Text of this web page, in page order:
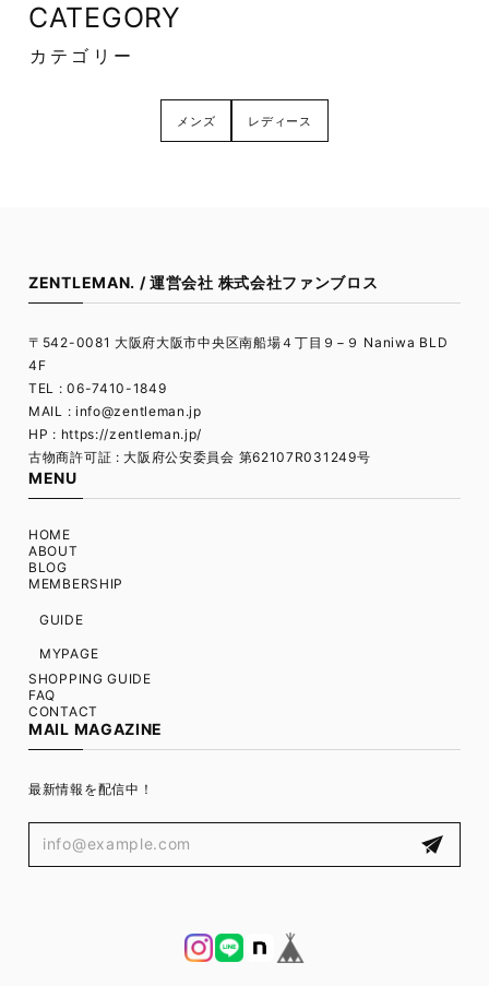
CATEGORY
カテゴリー
メンズ レディース
ZENTLEMAN. / 運営会社 株式会社ファンブロス
〒542-0081 大阪府大阪市中央区南船場４丁目９−９ Naniwa BLD
4F
TEL : 06-7410-1849
MAIL : info@zentleman.jp
HP : https://zentleman.jp/
古物商許可証 : 大阪府公安委員会 第62107R031249号
MENU
HOME
ABOUT
BLOG
MEMBERSHIP
GUIDE
MYPAGE
SHOPPING GUIDE
FAQ
CONTACT
MAIL MAGAZINE
最新情報を配信中！